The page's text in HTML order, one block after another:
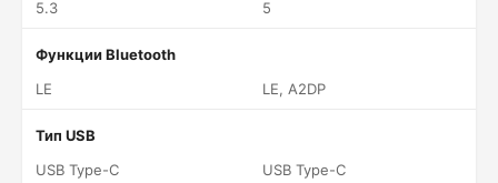
5.3 5
Функции Bluetooth
LE
LE, A2DP
Тип USB
USB Type-C
USB Type-C